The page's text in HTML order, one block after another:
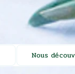
Nous